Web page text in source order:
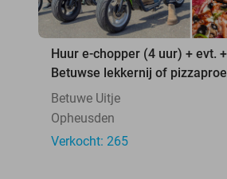
Huur e-chopper (4 uur) + evt.
Betuwse lekkernij of
Betuwe Uitje
Opheusden
Verkocht: 265